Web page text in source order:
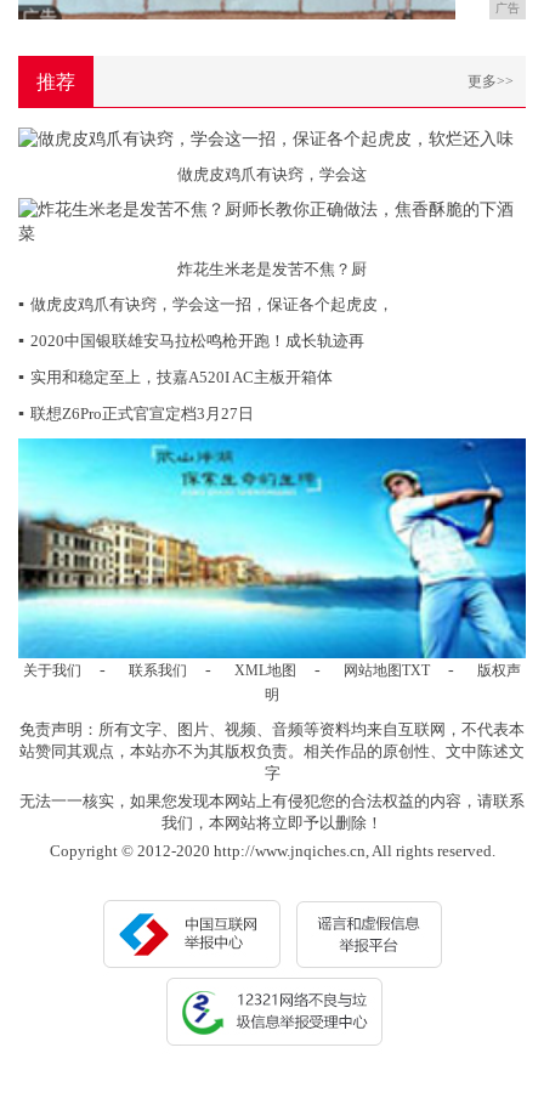
广告
推荐 更多>>
做虎皮鸡爪有诀窍，学会这
炸花生米老是发苦不焦？厨
▪ 做虎皮鸡爪有诀窍，学会这一招，保证各个起虎皮，
▪ 2020中国银联雄安马拉松鸣枪开跑！成长轨迹再
▪ 实用和稳定至上，技嘉A520I AC主板开箱体
▪ 联想Z6Pro正式官宣定档3月27日
关于我们 - 联系我们 - XML地图 - 网站地图TXT -
版权声
明
免责声明：所有文字、图片、视频、音频等资料均来自互联网，不代表本
站赞同其观点，本站亦不为其版权负责。相关作品的原创性、文中陈述文
字
无法一一核实，如果您发现本网站上有侵犯您的合法权益的内容，请联系
我们，本网站将立即予以删除！
Copyright © 2012-2020 http://www.jnqiches.cn, All rights reserved.